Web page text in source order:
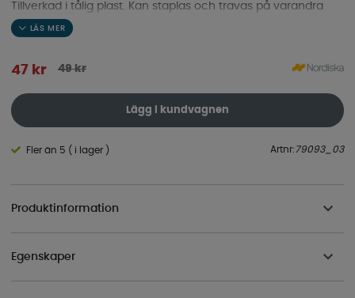
Tillverkad i tålig plast. Kan staplas och travas på varandra
beroende på vilket håll de vänds.
49kr
47 kr
Lägg i kundvagnen
Fler än 5 ( i lager ) Artnr: 79093_03
Produktinformation
Egenskaper